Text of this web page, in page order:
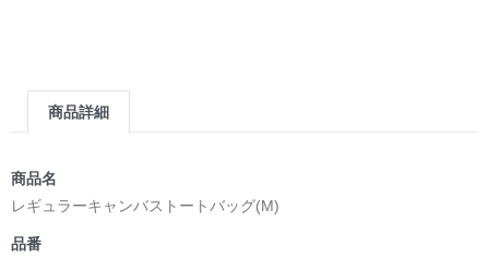
商品詳細
商品名
レギュラーキャンバストートバッグ(M)
品番